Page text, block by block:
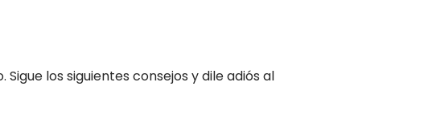
los siguientes consejos y dile adiós al